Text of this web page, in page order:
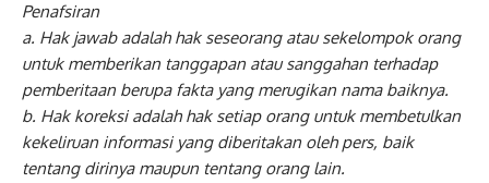
Penafsiran
a. Hak jawab adalah hak seseorang atau sekelompok orang
untuk memberikan tanggapan atau sanggahan terhadap
pemberitaan berupa fakta yang merugikan nama baiknya.
b. Hak koreksi adalah hak setiap orang untuk membetulkan
kekeliruan informasi yang diberitakan oleh pers, baik
tentang dirinya maupun tentang orang lain.